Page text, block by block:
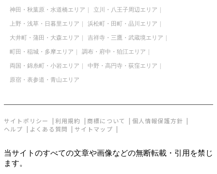
神田・秋葉原・水道橋エリア 立川・八王子周辺エリア
上野・浅草・日暮里エリア 浜松町・田町・品川エリア
大井町・蒲田・大森エリア 吉祥寺・三鷹・武蔵境エリア
町田・稲城・多摩エリア 調布・府中・狛江エリア
両国・錦糸町・小岩エリア 中野・高円寺・荻窪エリア
原宿・表参道・青山エリア
サイトポリシー 利用規約 商標について
個人情報保護方針
ヘルプ
よくある質問 サイトマップ
当サイトのすべての文章や画像などの無断転載・引用を禁じ
ます。